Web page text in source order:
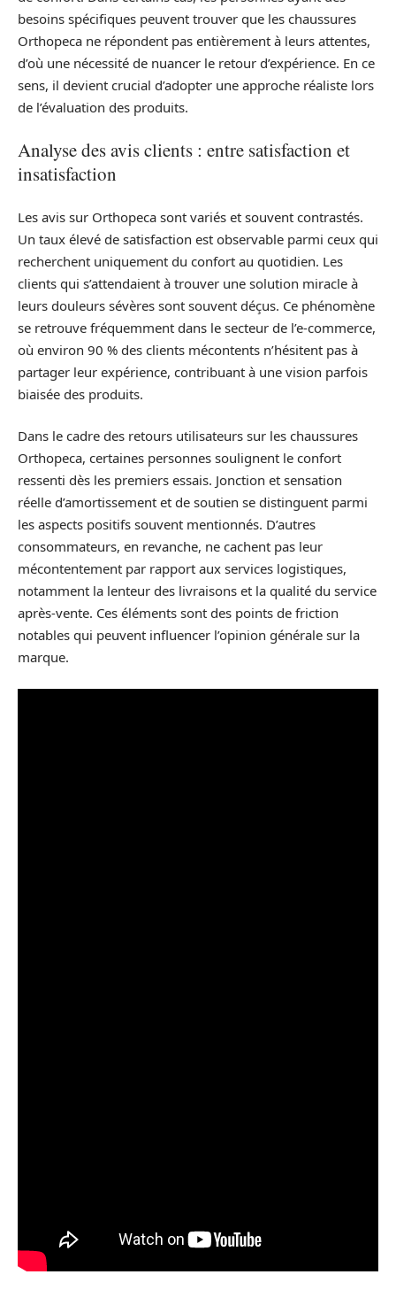
besoins spécifiques peuvent trouver que les chaussures
Orthopeca ne répondent pas entièrement à leurs attentes,
d’où une nécessité de nuancer le retour d’expérience. En ce
sens, il devient crucial d’adopter une approche réaliste lors
de l’évaluation des produits.
Analyse des avis clients : entre satisfaction et
insatisfaction
Les avis sur Orthopeca sont variés et souvent contrastés.
Un taux élevé de satisfaction est observable parmi ceux qui
recherchent uniquement du confort au quotidien. Les
clients qui s’attendaient à trouver une solution miracle à
leurs douleurs sévères sont souvent déçus. Ce phénomène
se retrouve fréquemment dans le secteur de l’e-commerce,
où environ 90 % des clients mécontents n’hésitent pas à
partager leur expérience, contribuant à une vision parfois
biaisée des produits.
Dans le cadre des retours utilisateurs sur les chaussures
Orthopeca, certaines personnes soulignent le confort
ressenti dès les premiers essais. Jonction et sensation
réelle d’amortissement et de soutien se distinguent parmi
les aspects positifs souvent mentionnés. D’autres
consommateurs, en revanche, ne cachent pas leur
mécontentement par rapport aux services logistiques,
notamment la lenteur des livraisons et la qualité du service
après-vente. Ces éléments sont des points de friction
notables qui peuvent influencer l’opinion générale sur la
marque.